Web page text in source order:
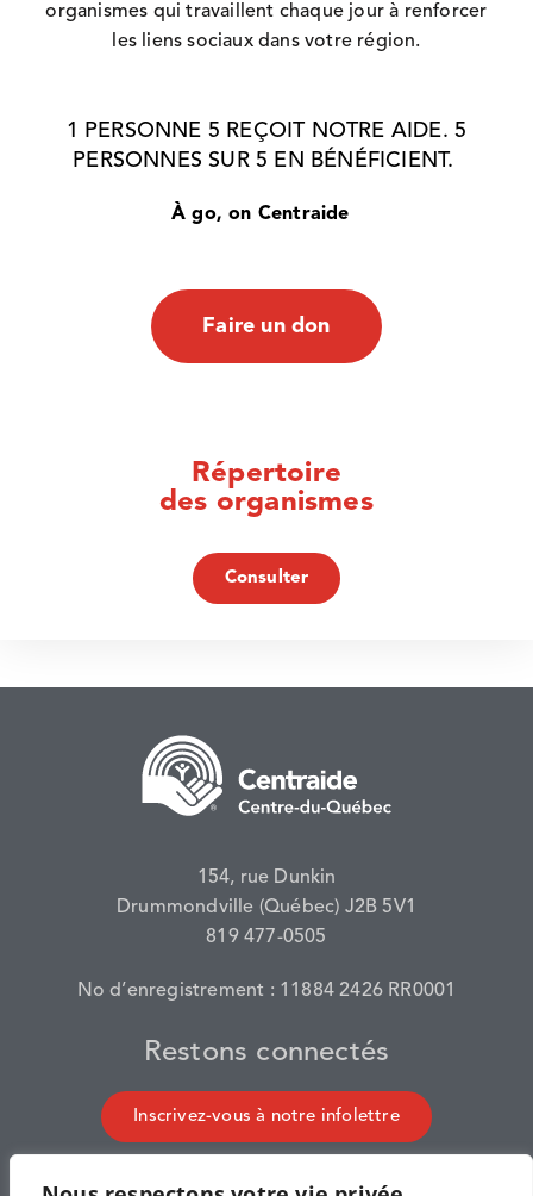
organismes qui travaillent chaque jour à renforcer
les liens sociaux dans votre région.
1 PERSONNE 5 REÇOIT NOTRE AIDE. 5
PERSONNES SUR 5 EN BÉNÉFICIENT.
À go, on Centraide
Faire un don
Répertoire
des organismes
Consulter
154, rue Dunkin
Drummondville (Québec) J2B 5V1
819 477-0505
No d’enregistrement : 11884 2426 RR0001
Restons connectés
Inscrivez-vous à notre infolettre